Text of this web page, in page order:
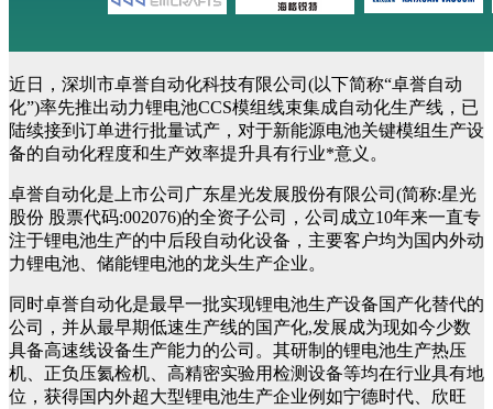
近日，深圳市卓誉自动化科技有限公司(以下简称“卓誉自动
化”)率先推出动力锂电池CCS模组线束集成自动化生产线，已
陆续接到订单进行批量试产，对于新能源电池关键模组生产设
备的自动化程度和生产效率提升具有行业*意义。
卓誉自动化是上市公司广东星光发展股份有限公司(简称:星光
股份 股票代码:002076)的全资子公司，公司成立10年来一直专
注于锂电池生产的中后段自动化设备，主要客户均为国内外动
力锂电池、储能锂电池的龙头生产企业。
同时卓誉自动化是最早一批实现锂电池生产设备国产化替代的
公司，并从最早期低速生产线的国产化,发展成为现如今少数
具备高速线设备生产能力的公司。其研制的锂电池生产热压
机、正负压氦检机、高精密实验用检测设备等均在行业具有地
位，获得国内外超大型锂电池生产企业例如宁德时代、欣旺